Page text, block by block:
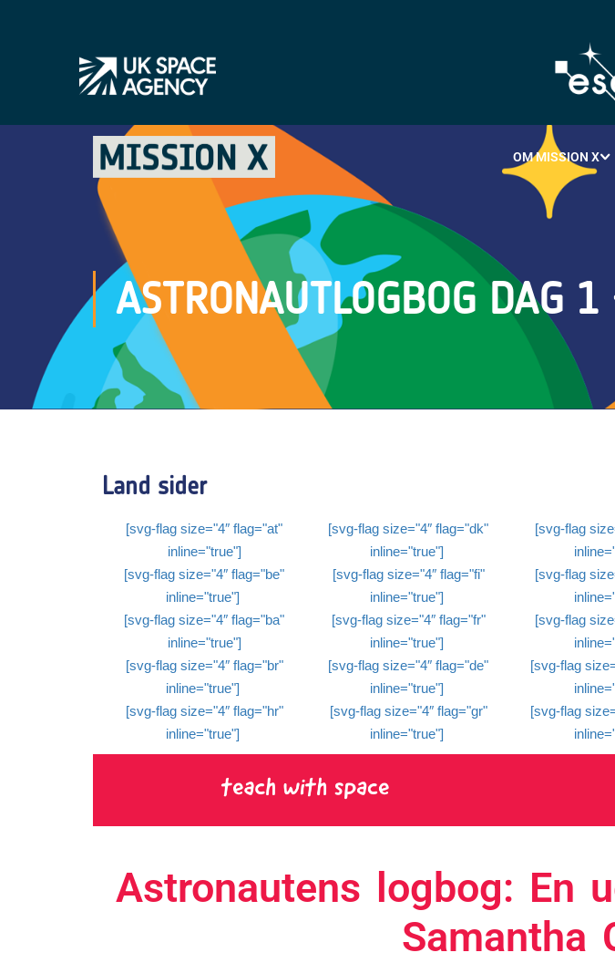
OM MISSION X
ASTRONAUTLOGBOG DAG
Land sider
[svg-flag size="4″ flag="at"
inline="true"]
[svg-flag size="4″ flag="be"
inline="true"]
[svg-flag size="4″ flag="ba"
inline="true"]
[svg-flag size="4″ flag="br"
inline="true"]
[svg-flag size="4″ flag="hr"
inline="true"]
[svg-flag size="4″ flag="dk"
inline="true"]
[svg-flag size="4″ flag="fi"
inline="true"]
[svg-flag size="4″ flag="fr"
inline="true"]
[svg-flag size="4″ flag="de"
inline="true"]
[svg-flag size="4″ flag="gr"
inline="true"]
[svg-flag
[svg-flag
[svg-flag
[svg-flag
[svg-flag
Astronautens logbog: En
Samantha